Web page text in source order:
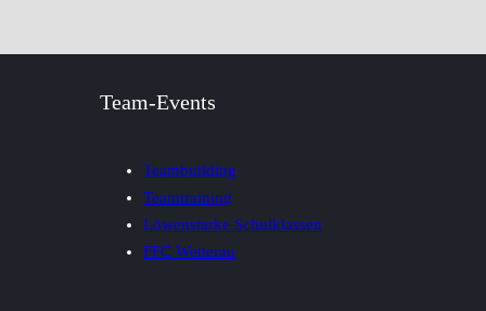
Team-Events
Teambuilding
Teamtraining
Löwenstarke Schulklassen
FFC Wetterau